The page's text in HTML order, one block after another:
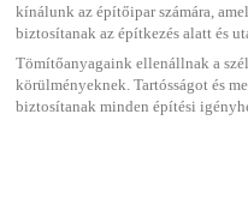
kínálunk az építőipar számára,
biztosítanak az építkezés alatt és
Tömítőanyagaink ellenállnak a
körülményeknek. Tartósságot és
biztosítanak minden építési